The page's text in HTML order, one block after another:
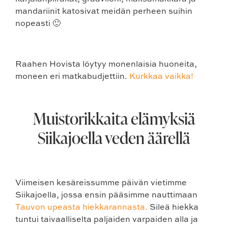
mandariinit katosivat meidän perheen suihin
nopeasti 🙂
Raahen Hovista löytyy monenlaisia huoneita,
moneen eri matkabudjettiin. Kurkkaa vaikka!
Muistorikkaita elämyksiä
Siikajoella veden äärellä
Viimeisen kesäreissumme päivän vietimme
Siikajoella, jossa ensin pääsimme nauttimaan
Tauvon upeasta hiekkarannasta. Sileä hiekka
tuntui taivaalliselta paljaiden varpaiden alla ja